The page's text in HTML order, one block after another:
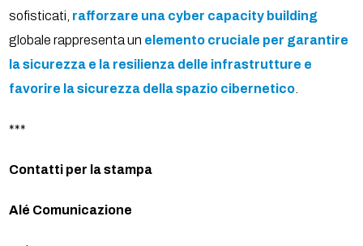
sofisticati, rafforzare una cyber capacity building
globale rappresenta un elemento cruciale per garantire
la sicurezza e la resilienza delle infrastrutture e
favorire la sicurezza della spazio cibernetico
***
Contatti per la stampa
Alé Comunicazione